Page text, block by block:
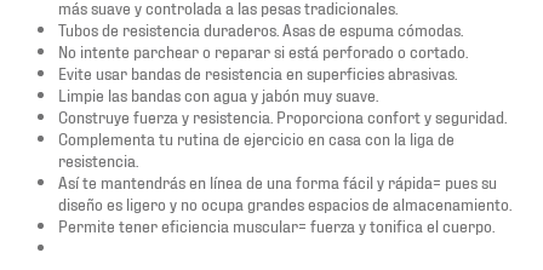
más suave y controlada a las pesas tradicionales.
Tubos de resistencia duraderos. Asas de espuma cómodas.
No intente parchear o reparar si está perforado o cortado.
Evite usar bandas de resistencia en superficies abrasivas.
Limpie las bandas con agua y jabón muy suave.
Construye fuerza y resistencia. Proporciona confort y seguridad.
Complementa tu rutina de ejercicio en casa con la liga de
resistencia.
Así te mantendrás en línea de una forma fácil y rápida= pues su
diseño es ligero y no ocupa grandes espacios de almacenamiento.
Permite tener eficiencia muscular= fuerza y tonifica el cuerpo.